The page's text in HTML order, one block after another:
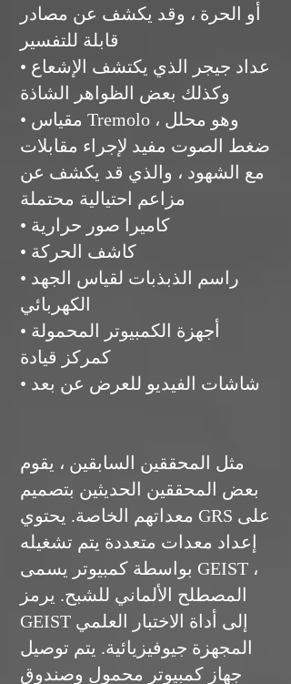
أو الحرة ، وقد يكشف عن مصادر
قابلة للتفسير
• عداد جيجر الذي يكتشف الإشعاع
وكذلك بعض الظواهر الشاذة
• مقياس Tremolo ، وهو محلل
ضغط الصوت مفيد لإجراء مقابلات
مع الشهود ، والذي قد يكشف عن
مزاعم احتيالية محتملة
• كاميرا صور حرارية
• كاشف الحركة
• راسم الذبذبات لقياس الجهد
الكهربائي
• أجهزة الكمبيوتر المحمولة
كمركز قيادة
• شاشات الفيديو للعرض عن بعد
مثل المحققين السابقين ، يقوم
بعض المحققين الحديثين بتصميم
معداتهم الخاصة. يحتوي GRS على
إعداد معدات متعددة يتم تشغيله
بواسطة كمبيوتر يسمى GEIST ،
المصطلح الألماني للشبح. يرمز
GEIST إلى أداة الاختبار العلمي
المجهزة جيوفيزيائية. يتم توصيل
جهاز كمبيوتر محمول وصندوق